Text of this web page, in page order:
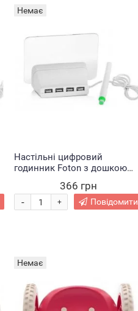
Немає
Настільні цифровий
годинник Foton з дошкою
366 грн
+
- Повідомити
Немає